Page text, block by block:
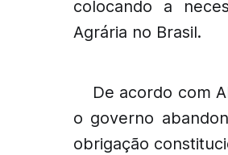
colocando a
Agrária no Brasil.
De acordo com
o governo
obrigação